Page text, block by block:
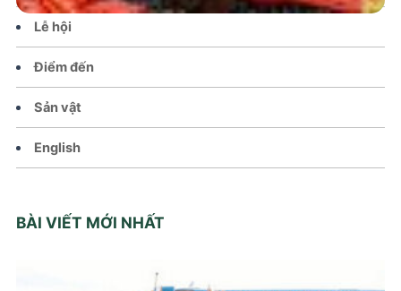
Lễ hội
Điểm đến
Sản vật
English
BÀI VIẾT MỚI NHẤT